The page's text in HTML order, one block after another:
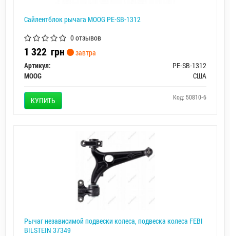
Сайлентблок рычага MOOG PE-SB-1312
0 отзывов
1 322 грн
завтра
Артикул:
PE-SB-1312
MOOG
США
КУПИТЬ Код: 50810-6
Рычаг независимой подвески колеса, подвеска колеса FEBI
BILSTEIN 37349